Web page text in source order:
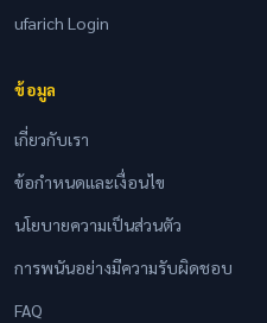
ufarich Login
ข้อมูล
เกี่ยวกับเรา
ข้อกำหนดและเงื่อนไข
นโยบายความเป็นส่วนตัว
การพนันอย่างมีความรับผิดชอบ
FAQ